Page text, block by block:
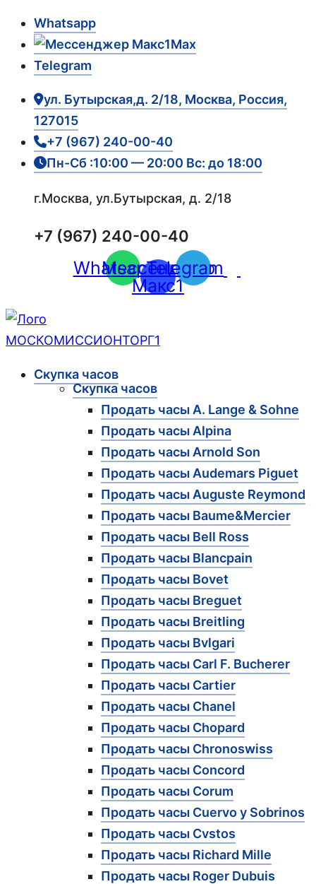
Whatsapp
Max
Telegram
ул. Бутырская,д. 2/18, Москва, Россия,
127015
+7 (967) 240-00-40
Пн-Сб :10:00 — 20:00 Вс: до 18:00
г.Москва, ул.Бутырская, д. 2/18
+7 (967) 240-00-40
Whatsapp
Мессенджер
Макс1
Telegram
Скупка часов
Скупка часов
Продать часы A. Lange & Sohne
Продать часы Alpina
Продать часы Arnold Son
Продать часы Audemars Piguet
Продать часы Auguste Reymond
Продать часы Baume&Mercier
Продать часы Bell Ross
Продать часы Blancpain
Продать часы Bovet
Продать часы Breguet
Продать часы Breitling
Продать часы Bvlgari
Продать часы Carl F. Bucherer
Продать часы Cartier
Продать часы Chanel
Продать часы Chopard
Продать часы Chronoswiss
Продать часы Concord
Продать часы Corum
Продать часы Cuervo y Sobrinos
Продать часы Cvstos
Продать часы Richard Mille
Продать часы Roger Dubuis